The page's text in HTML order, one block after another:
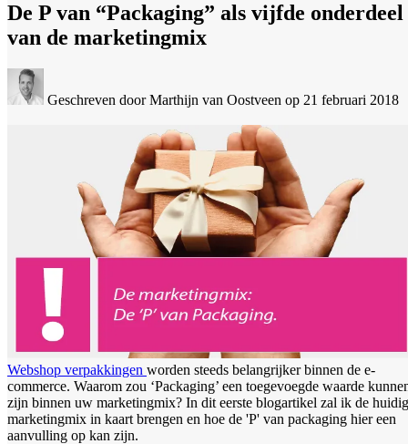
De P van “Packaging” als vijfde onderdeel
van de marketingmix
Geschreven door Marthijn van Oostveen op 21 februari 2018
Webshop verpakkingen worden steeds belangrijker binnen de e-
commerce. Waarom zou ‘Packaging’ een toegevoegde waarde
zijn binnen uw marketingmix? In dit eerste blogartikel zal ik de
marketingmix in kaart brengen en hoe de 'P' van packaging hier een
aanvulling op kan zijn.